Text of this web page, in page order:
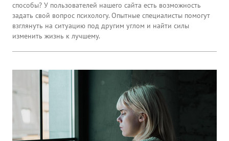
способы? У пользователей нашего сайта есть возможность
задать свой вопрос психологу. Опытные специалисты помогут
взглянуть на ситуацию под другим углом и найти силы
изменить жизнь к лучшему.